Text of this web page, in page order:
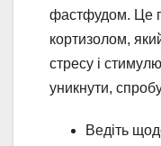
фастфудом. Це
кортизолом,
стресу і
уникнути,
Ведіть